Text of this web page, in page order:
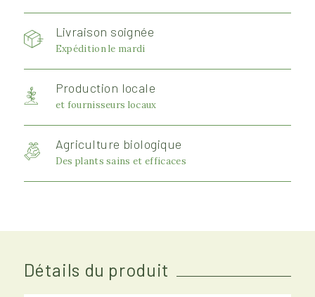
Livraison soignée
Expédition le mardi
Production locale
et fournisseurs locaux
Agriculture biologique
Des plants sains et efficaces
Détails du produit